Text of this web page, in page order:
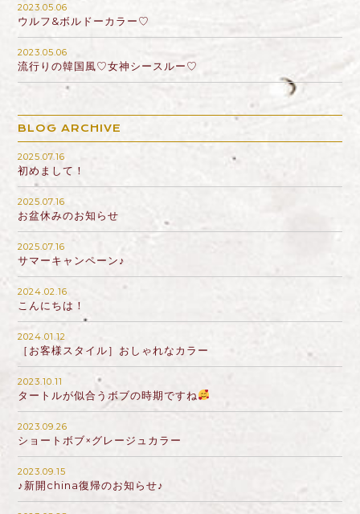
2023.05.06
ウルフ&ボルドーカラー♡
2023.05.06
流行りの韓国風♡女神シースルー♡
BLOG ARCHIVE
2025.07.16
初めまして！
2025.07.16
お盆休みのお知らせ
2025.07.16
サマーキャンペーン♪
2024.02.16
こんにちは！
2024.01.12
［お客様スタイル］おしゃれなカラー
2023.10.11
タートルが似合うボブの時期ですね
2023.09.26
ショートボブ×グレージュカラー
2023.09.15
♪新開china復帰のお知らせ♪